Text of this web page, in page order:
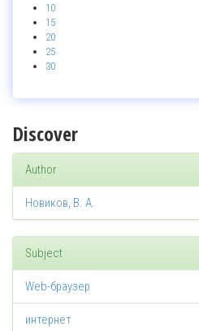
10
15
20
25
30
Discover
Author
Новиков, В. А.
Subject
Web-браузер
интернет